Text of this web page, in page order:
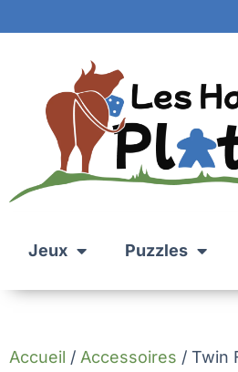
Jeux Puzzles
Accueil / Accessoires / Twin